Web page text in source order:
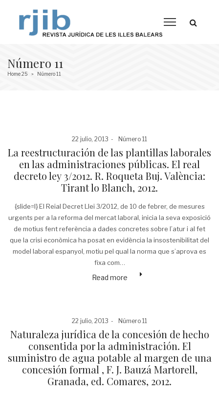
Número 11
Home 25 > Número 11
Posted
22 julio, 2013
Posted
Número 11
La reestructuración de las plantillas laborales
en las administraciones públicas. El real
decreto ley 3/2012. R. Roqueta Buj. València:
Tirant lo Blanch, 2012.
{slide=I} El Reial Decret Llei 3/2012, de 10 de febrer, de mesures
urgents per a la reforma del mercat laboral, inicia la seva exposició
de motius fent referència a dades concretes sobre l’atur i al fet
que la crisi econòmica ha posat en evidència la insostenibilitat del
model laboral espanyol, motiu pel qual la norma que s’aprova es
fixa com…
Read more
Posted
on
22 julio, 2013
Posted
Número 11
Naturaleza jurídica de la concesión de hecho
consentida por la administración. El
suministro de agua potable al margen de una
concesión formal , F. J. Bauzá Martorell,
Granada, ed. Comares, 2012.